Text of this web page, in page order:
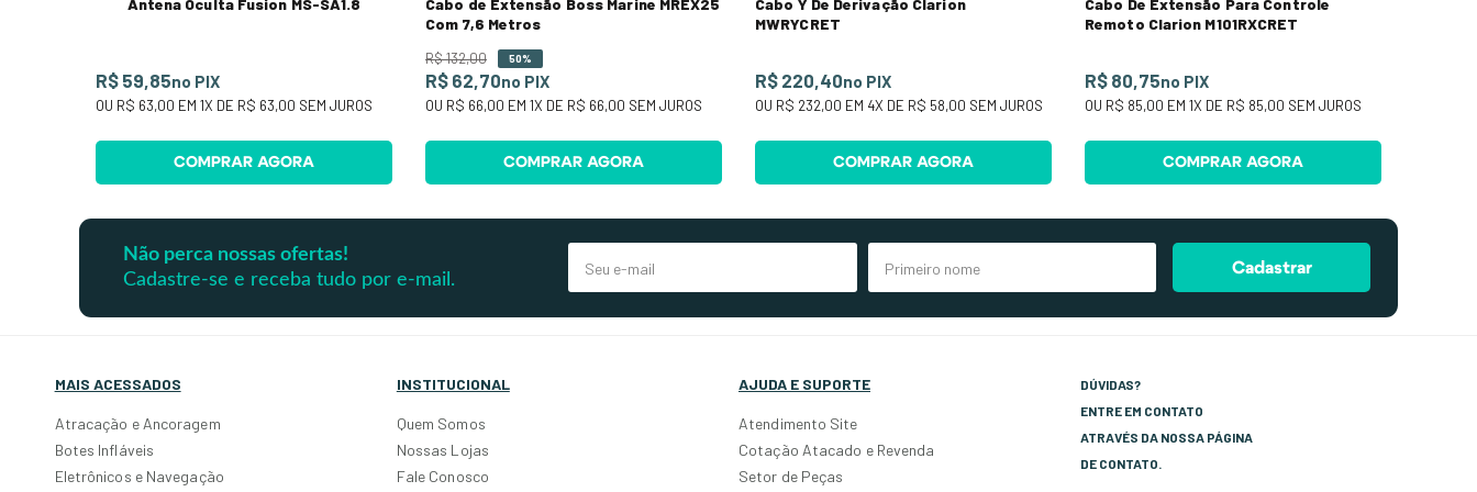
Antena Oculta Fusion MS-SA1.8
R$ 59,85no PIX
OU R$ 63,00 EM 1X DE R$ 63,00 SEM JUROS
COMPRAR AGORA
Cabo de Extensão Boss Marine MREX25
Com 7,6 Metros
R$132,00 50%
R$ 62,70no PIX
OU R$ 66,00 EM 1X DE R$ 66,00 SEM JUROS
COMPRAR AGORA
Cabo Y De Derivação Clarion
MWRYCRET
R$ 220,40no PIX
OU R$ 232,00 EM 4X DE R$ 58,00 SEM JUROS
COMPRAR AGORA
Cabo De Extensão Para Controle
Remoto Clarion M101RXCRET
R$ 80,75no PIX
OU R$ 85,00 EM 1X DE R$ 85,00 SEM JUROS
COMPRAR AGORA
Não perca nossas ofertas!
Cadastre-se e receba tudo por e-mail.
Cadastrar
MAIS ACESSADOS
Atracação e Ancoragem
Botes Infláveis
Eletrônicos e Navegação
INSTITUCIONAL
Quem Somos
Nossas Lojas
Fale Conosco
AJUDA E SUPORTE
Atendimento Site
Cotação Atacado e Revenda
Setor de Peças
DÚVIDAS?
ENTRE EM CONTATO
ATRAVÉS DA NOSSA PÁGINA
DE CONTATO.